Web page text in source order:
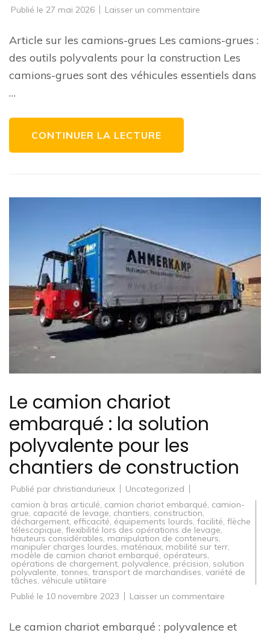
Publié le 27 mai 2026 Laisser un commentaire
Grues
:
Outils
sur
Article sur les camions-grues Les camions-grues :
des outils polyvalents pour la construction Les
camions-grues sont des véhicules essentiels dans
…
CONTINUER LA LECTURE
Le camion chariot
embarqué : la solution
polyvalente pour les
chantiers de construction
Publié par christiandurieux
Uncategorized
camion à bras articulé, camion chariot embarqué, camion-
grue, capacité de levage, chantiers, construction,
déchargement, efficacité, équipements lourds, facilité, flèche
télescopique, flexibilité lors des opérations de levage,
hauteurs considérables, manipulation de conteneurs,
manipuler charges lourdes, matériaux, mobilité sur terr,
modèle de camion chariot embarqué, opérateurs,
opérations de chargement, polyvalence, précision, solution
polyvalente, tonnes,transport de marchandises, variété de
tâches, véhicule utilitaire
Publié le 10 novembre 2023 Laisser un commentaire
chariot
embarqué
Le camion chariot embarqué : polyvalence et